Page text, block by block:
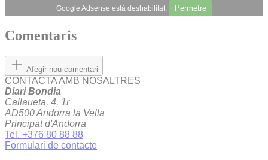
Google Adsense està deshabilitat. Permetre
Comentaris
Afegir nou comentari
CONTACTA AMB NOSALTRES
Diari Bondia
Callaueta, 4, 1r
AD500 Andorra la Vella
Principat d'Andorra
Tel. +376 80 88 88
Formulari de contacte